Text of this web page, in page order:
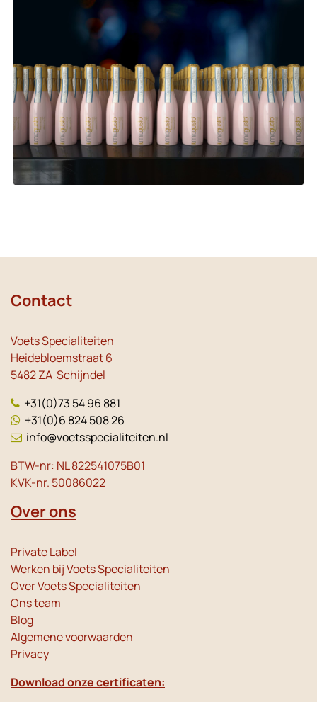
Contact
Voets Specialiteiten
Heidebloemstraat 6
5482 ZA Schijndel
+31(0)73 54 96 881
+31(0)6 824 508 26
info@voetsspecialiteiten.nl
BTW-nr: NL 822541075B01
KVK-nr. 50086022
Over ons
Private Label
Werken bij Voets Specialiteiten
Over Voets Specialiteiten
Ons team
Blog
Algemene voorwaarden
Privacy
Download onze certificaten: